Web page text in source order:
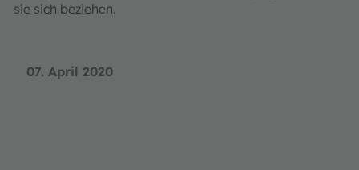
07. April 2020
sie sich beziehen.